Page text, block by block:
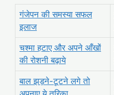
गंजेपन की समस्या सफल
इलाज
चश्मा हटाए और अपने आँखों
की रोशनी बढ़ाये
बाल झड़ने-टूटने लगे तो